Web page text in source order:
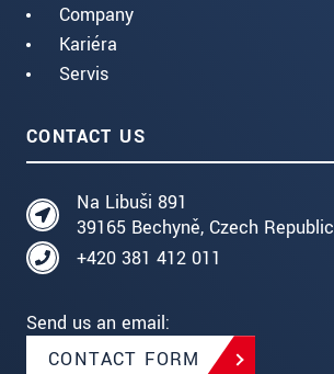
Company
Kariéra
Servis
CONTACT US
Na Libuši 891
39165 Bechyně, Czech Republic
+420 381 412 011
Send us an email:
CONTACT FORM